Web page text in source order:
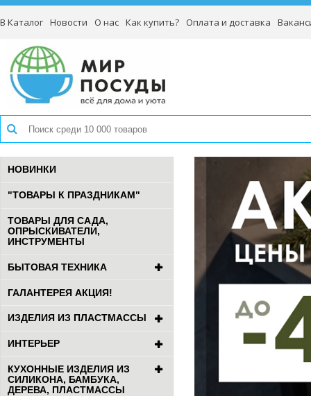
В Каталог Новости О нас Как купить? Оплата и доставка
НОВИНКИ
"ТОВАРЫ К ПРАЗДНИКАМ"
ТОВАРЫ ДЛЯ САДА,
ОПРЫСКИВАТЕЛИ,
ИНСТРУМЕНТЫ
БЫТОВАЯ ТЕХНИКА
ГАЛАНТЕРЕЯ АКЦИЯ!
ИЗДЕЛИЯ ИЗ ПЛАСТМАССЫ
ИНТЕРЬЕР
КУХОННЫЕ ИЗДЕЛИЯ ИЗ
СИЛИКОНА, БАМБУКА,
ДЕРЕВА, ПЛАСТМАССЫ